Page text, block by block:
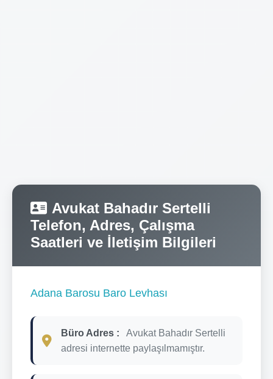
Avukat Bahadır Sertelli
Telefon, Adres, Çalışma
Saatleri ve İletişim Bilgileri
Adana Barosu Baro Levhası
Büro Adres :
Avukat Bahadır Sertelli
adresi internette paylaşılmamıştır.